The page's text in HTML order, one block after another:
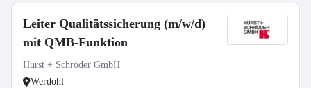
Leiter Qualitätssicherung (m/w/d)
mit QMB-Funktion
Hurst + Schröder GmbH
Werdohl